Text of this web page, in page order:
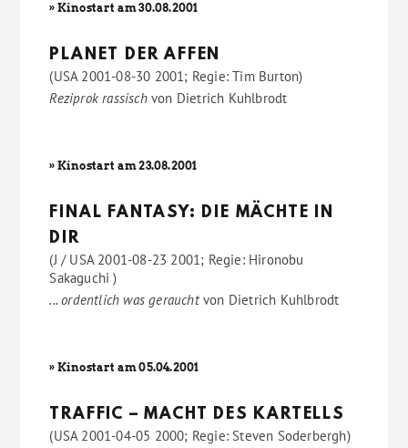
» Kinostart am 30.08.2001
PLANET DER AFFEN
(USA 2001-08-30 2001; Regie: Tim Burton)
Reziprok rassischvon Dietrich Kuhlbrodt
» Kinostart am 23.08.2001
FINAL FANTASY: DIE MÄCHTE IN
DIR
(J / USA 2001-08-23 2001; Regie: Hironobu
Sakaguchi )
... ordentlich was gerauchtvon Dietrich Kuhlbrodt
» Kinostart am 05.04.2001
TRAFFIC – MACHT DES KARTELLS
(USA 2001-04-05 2000; Regie: Steven Soderbergh)